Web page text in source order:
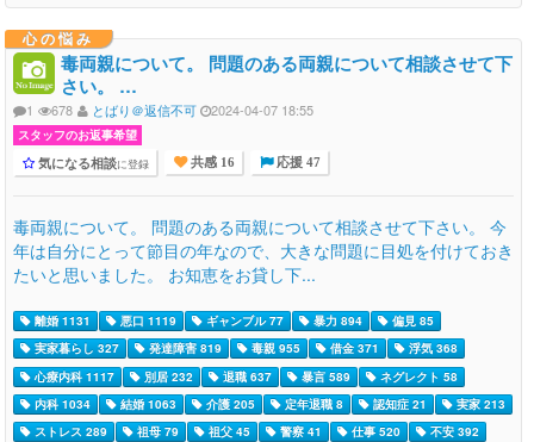
心の悩み
毒両親について。 問題のある両親について相談させて下
さい。 …
1 678 とばり＠返信不可 2024-04-07 18:55
スタッフのお返事希望
気になる相談に登録 共感 16 応援 47
毒両親について。 問題のある両親について相談させて下さい。 今
年は自分にとって節目の年なので、大きな問題に目処を付けておき
たいと思いました。 お知恵をお貸し下...
離婚 1131 悪口 1119 ギャンブル 77 暴力 894
偏見 85
実家暮らし 327
発達障害 819 毒親 955 借金 371
浮気 368
心療内科 1117
別居 232 退職 637 暴言 589
ネグレクト 58
内科 1034
結婚 1063 介護 205 定年退職 8 認知症 21
実家 213
ストレス 289
祖母 79 祖父 45 警察 41 仕事 520
不安 392